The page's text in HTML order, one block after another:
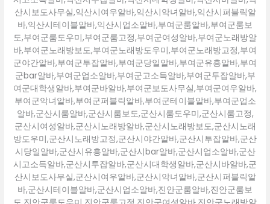
산시보도사무실,익산시여우알바,익산시악녀알바,익산시퍼블릭알
바,익산시테이블알바,익산시업소알바,부여군룸알바,부여군룸보
도,부여군룸도우미,부여군룸고정,부여군여성알바,부여군노래방알
바,부여군노래방보도,부여군노래방도우미,부여군노래방고정,부여
군야간알바,부여군투잡알바,부여군당일알바,부여군유흥알바,부여
군bar알바,부여군업소알바,부여군고소득알바,부여군투잡알바,부
여군대학생알바,부여군바알바,부여군보도사무실,부여군여우알바,
부여군악녀알바,부여군퍼블릭알바,부여군테이블알바,부여군업소
알바,군산시룸알바,군산시룸보도,군산시룸도우미,군산시룸고정,
군산시여성알바,군산시노래방알바,군산시노래방보도,군산시노래
방도우미,군산시노래방고정,군산시야간알바,군산시투잡알바,군산
시당일알바,군산시유흥알바,군산시bar알바,군산시업소알바,군산
시고소득알바,군산시투잡알바,군산시대학생알바,군산시바알바,군
산시보도사무실,군산시여우알바,군산시악녀알바,군산시퍼블릭알
바,군산시테이블알바,군산시업소알바,진안군룸알바,진안군룸보